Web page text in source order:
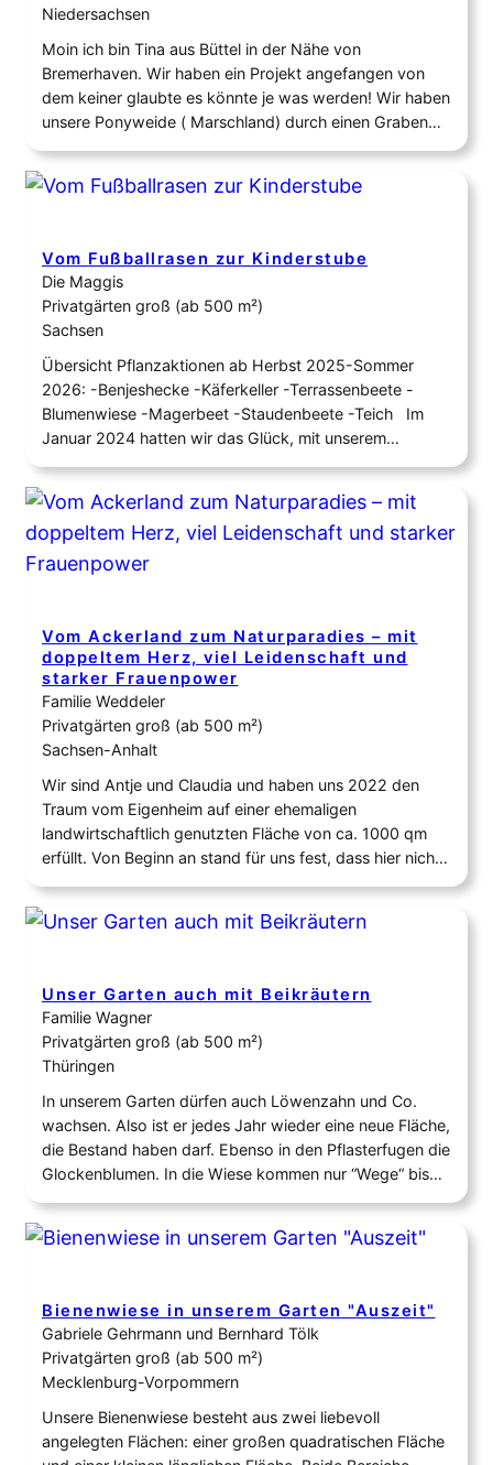
Niedersachsen
Moin ich bin Tina aus Büttel in der Nähe von
Bremerhaven. Wir haben ein Projekt angefangen von
dem keiner glaubte es könnte je was werden! Wir haben
unsere Ponyweide ( Marschland) durch einen Graben
abgetrennt um noch ca 2000 Quadratmeter in ein
Naturparadies zu verwandeln! Aus dem Erdwall des
Grabens wurde unsere Deich , der…
Vom Fußballrasen zur Kinderstube
Die Maggis
Privatgärten groß (ab 500 m²)
Sachsen
Übersicht Pflanzaktionen ab Herbst 2025-Sommer
2026: -Benjeshecke -Käferkeller -Terrassenbeete -
Blumenwiese -Magerbeet -Staudenbeete -Teich Im
Januar 2024 hatten wir das Glück, mit unserem
Hausgarten beginnen zu können. Von den Vorbesitzern
hatten wir einige Pflanzen übernommen, doch
überwiegend bestanden Vorgarten und Hausgarten aus
gepflegtem Rasen. Auf den Beetflächen standen
vereinzelt Hortensien. Im ersten Jahr setzen wir…
Vom Ackerland zum Naturparadies – mit
doppeltem Herz, viel Leidenschaft und
starker Frauenpower
Familie Weddeler
Privatgärten groß (ab 500 m²)
Sachsen-Anhalt
Wir sind Antje und Claudia und haben uns 2022 den
Traum vom Eigenheim auf einer ehemaligen
landwirtschaftlich genutzten Fläche von ca. 1000 qm
erfüllt. Von Beginn an stand für uns fest, dass hier nicht
nur ein Garten entstehen soll, sondern ein lebendiger
Lebensraum – ein Ort, an dem sich Mensch und Natur
gleichermaßen wohlfühlen und…
Unser Garten auch mit Beikräutern
Familie Wagner
Privatgärten groß (ab 500 m²)
Thüringen
In unserem Garten dürfen auch Löwenzahn und Co.
wachsen. Also ist er jedes Jahr wieder eine neue Fläche,
die Bestand haben darf. Ebenso in den Pflasterfugen die
Glockenblumen. In die Wiese kommen nur “Wege“ bis
zum Juli. Auch im Vorgarten lassen wir erst mal den
Rasen wachsen und all die schönen Sommerblumen
gedeihen. Die ausrangierte…
Bienenwiese in unserem Garten "Auszeit"
Gabriele Gehrmann und Bernhard Tölk
Privatgärten groß (ab 500 m²)
Mecklenburg-Vorpommern
Unsere Bienenwiese besteht aus zwei liebevoll
angelegten Flächen: einer großen quadratischen Fläche